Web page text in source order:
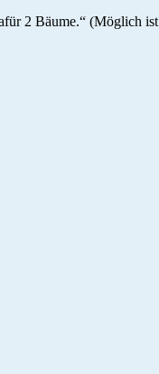
2 Bäume.“ (Möglich ist